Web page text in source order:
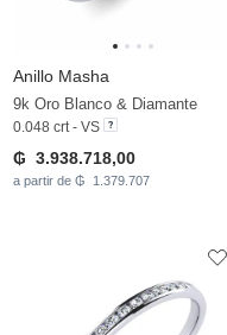
Anillo Masha
9k Oro Blanco & Diamante
0.048 crt - VS
₲ 3.938.718,00
a partir de ₲ 1.379.707